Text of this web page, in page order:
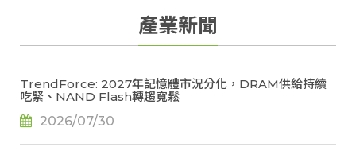
產業新聞
TrendForce: 2027年記憶體市況分化，DRAM供給持續
吃緊、NAND Flash轉趨寬鬆
2026/07/30